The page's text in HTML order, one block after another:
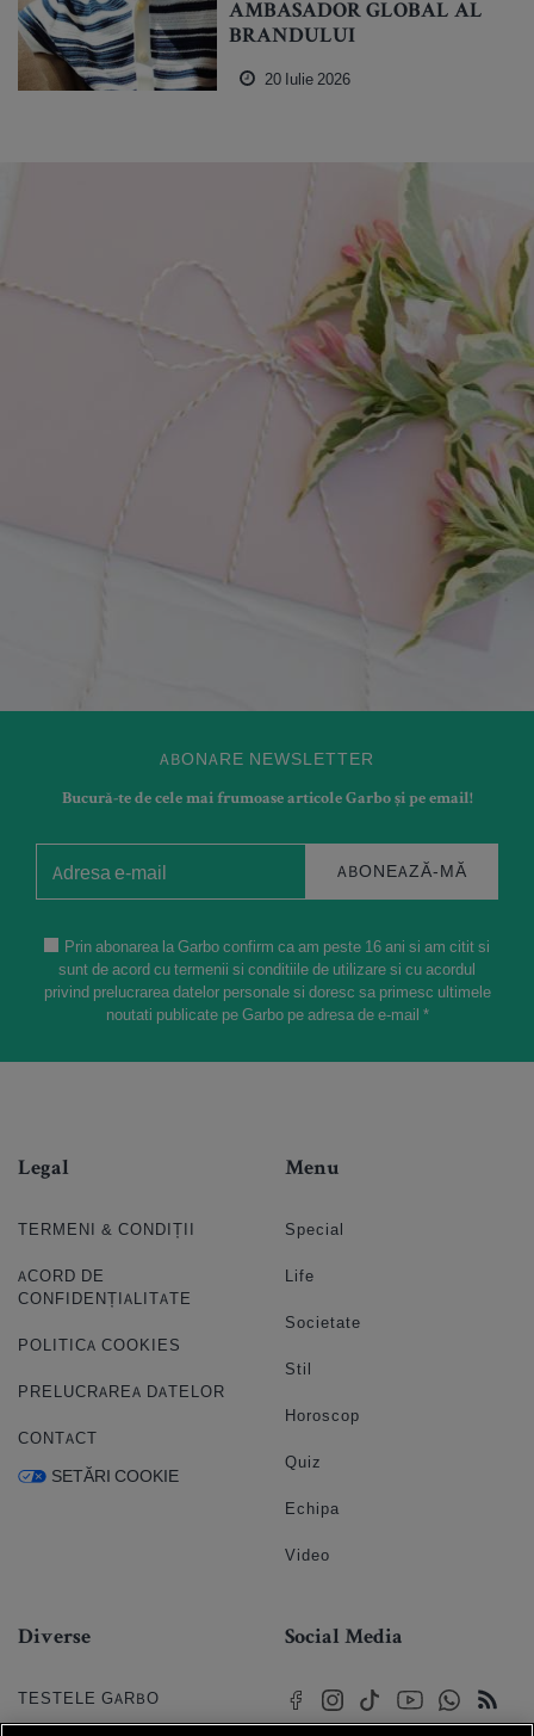
AMBASADOR GLOBAL AL
BRANDULUI
20 Iulie 2026
ABONARE NEWSLETTER
Bucură-te de cele mai frumoase articole Garbo și pe email!
ABONEAZĂ-MĂ
Prin abonarea la Garbo confirm ca am peste 16 ani si am citit si
sunt de acord cu termenii si conditiile de utilizare si cu acordul
privind prelucrarea datelor personale si doresc sa primesc ultimele
noutati publicate pe Garbo pe adresa de e-mail *
Legal
TERMENI & CONDIȚII
ACORD DE
CONFIDENȚIALITATE
POLITICA COOKIES
PRELUCRAREA DATELOR
CONTACT
SETĂRI COOKIE
Menu
Special
Life
Societate
Stil
Horoscop
Quiz
Echipa
Video
Diverse
TESTELE GARBO
Social Media